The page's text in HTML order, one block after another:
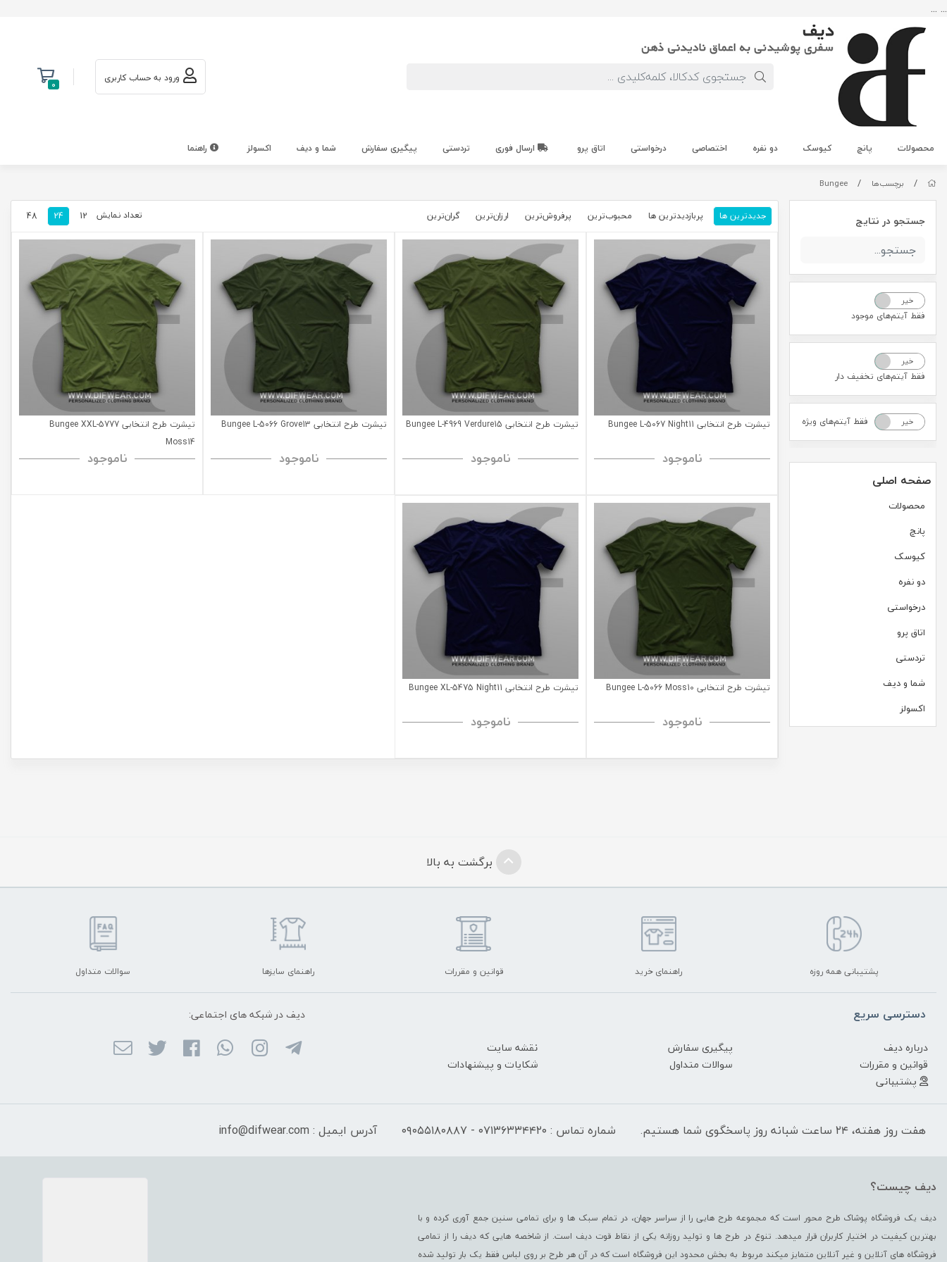
... ...
ورود به حساب کاربری 0
محصولات پانچ کیوسک دو نفره اختصاصی درخواستی اتاق پرو ارسال فوری تردستی پیگیری سفارش شما و دیف اکسولز راهنما
/ برچسب‌ها /
Bungee
جستجو در نتایج
خیر
فقط آیتم‌های موجود
خیر
فقط آیتم‌های تخفیف دار
بله خیر فقط آیتم‌های ویژه
صفحه اصلی
محصولات
پانچ
کیوسک
دو نفره
درخواستی
اتاق پرو
تردستی
شما و دیف
اکسولز
جدیدترین ها پربازدیدترین ها محبوب‌‌ترین پرفروش‌ترین ارزان‌ترین گران‌ترین تعداد نمایش 12
24
48
تیشرت طرح انتخابی Bungee L-5067 Night11
ناموجود
تیشرت طرح انتخابی Bungee L-4969 Verdure15
ناموجود
تیشرت طرح انتخابی Bungee L-5066 Grove13
ناموجود
تیشرت طرح انتخابی Bungee XXL-5777
Moss14
ناموجود
تیشرت طرح انتخابی Bungee L-5066 Moss10
ناموجود
تیشرت طرح انتخابی Bungee XL-5475 Night11
ناموجود
برگشت به بالا
پشتیبانی همه روزه راهنمای خرید قوانین و مقررات راهنمای سایزها سوالات متداول
دسترسی سریع
درباره دیف پیگیری سفارش
نقشه سایت
قوانین و مقررات
سوالات متداول
شکایات و پیشنهادات
پشتیبانی
دیف در شبکه ‌های اجتماعی:
هفت روز هفته، ۲۴ ساعت شبانه روز پاسخگوی شما هستیم. شماره تماس : ۰۷۱۳۶۳۳۴۴۲۰ - ۰۹۰۵۵۱۸۰۸۸۷ آدرس ایمیل : info@difwear.com
دیف چیست؟
دیف یک فروشگاه پوشاک طرح محور است که مجموعه طرح هایی را از سراسر جهان، در تمام سبک ها و برای تمامی سنین جمع آوری کرده و با
بهترین کیفیت در اختیار کاربران قرار میدهد. تنوع در طرح ها و تولید روزانه یکی از نقاط قوت دیف است. از شاخصه هایی که دیف را از تمامی
فروشگاه های آنلاین و غیر آنلاین متمایز میکند مربوط به بخش محدود این فروشگاه است که در آن هر طرح بر روی لباس فقط یک بار تولید شده